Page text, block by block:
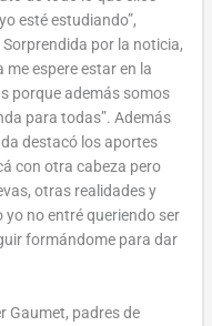
esté estudiando”,
por la noticia,
me espere estar en la
porque además somos
para todas”. Además
destacó los aportes
con otra cabeza pero
otras realidades y
yo no entré queriendo ser
formándome para dar
Gaumet, padres de